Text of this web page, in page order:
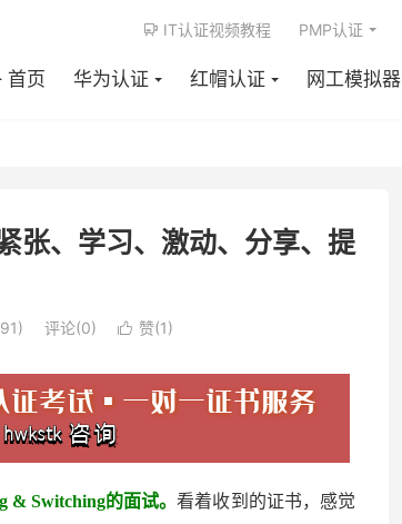
首页 华为认证 红帽认证 网工模拟器
 IT认证视频教程 PMP认证
张、学习、激动、分享、提
评论(0)  赞(1)
& Switching的面试。看着收到的证书，感觉